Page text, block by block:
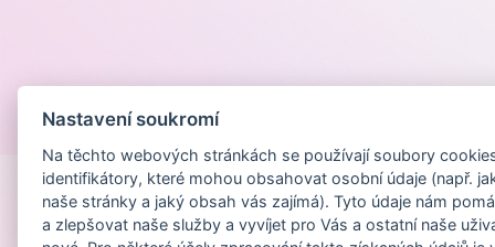
Nastavení soukromí
Na těchto webových stránkách se používají soubory
identifikátory, které mohou obsahovat osobní údaje (např.
naše stránky a jaký obsah vás zajímá). Tyto údaje nám
a zlepšovat naše služby a vyvíjet pro Vás a ostatní naše